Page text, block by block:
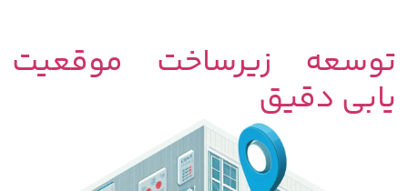
توسعه زیرساخت موقعیت
یابی دقیق